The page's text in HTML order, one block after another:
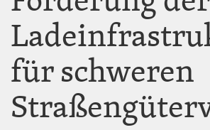
für schweren